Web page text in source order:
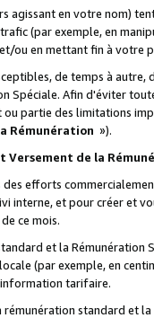
agissant en votre nom)
(par exemple, en
ou en mettant fin à votre
de temps à
Spéciale. Afin d'éviter
partie des limitations
Rémunération »).
Versement de la
efforts
interne, et pour créer et
ce mois.
et la Rémunération
(par exemple, en
tarifaire.
rémunération standard et